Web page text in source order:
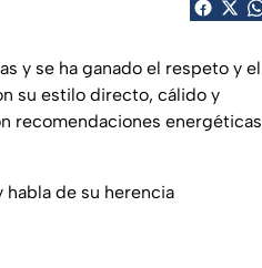
y se ha ganado el respeto y el
su estilo directo, cálido y
recomendaciones energéticas
habla de su herencia